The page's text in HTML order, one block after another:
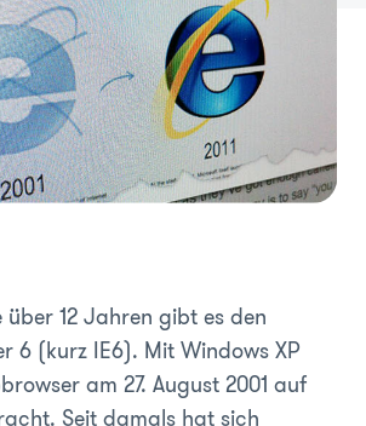
über 12 Jahren gibt es den
6 (kurz IE6). Mit Windows XP
am 27. August 2001 auf
Seit damals hat sich